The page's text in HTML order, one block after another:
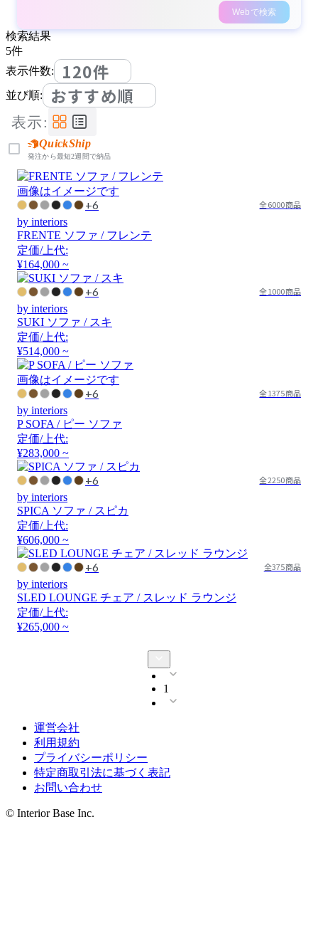
Webで検索
検索結果
5件
表示件数:
120件
並び順: おすすめ順
表示:
QuickShip
発注から最短2週間で納品
画像はイメージです
+6 全6000商品
by interiors
FRENTE ソファ / フレンテ
定価/上代:
¥164,000 ~
+6 全1000商品
by interiors
SUKI ソファ / スキ
定価/上代:
¥514,000 ~
画像はイメージです
+6 全1375商品
by interiors
P SOFA / ピー ソファ
定価/上代:
¥283,000 ~
+6 全2250商品
by interiors
SPICA ソファ / スピカ
定価/上代:
¥606,000 ~
+6 全375商品
by interiors
SLED LOUNGE チェア / スレッド ラウンジ
定価/上代:
¥265,000 ~
1
運営会社
利用規約
プライバシーポリシー
特定商取引法に基づく表記
お問い合わせ
© Interior Base Inc.